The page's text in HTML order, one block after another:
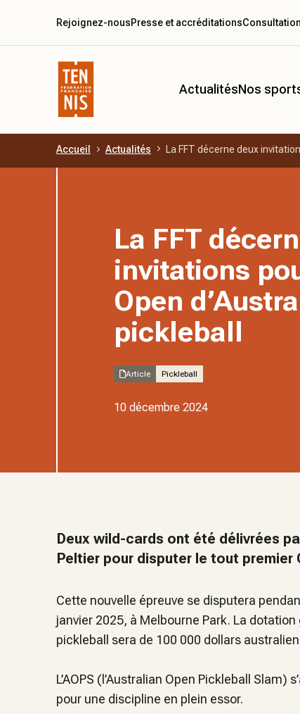
Aller au contenu principal
ActualitésNos
Rejoignez-nousPresse et accréditations
Accueil Actualités La FFT décerne deux
La FFT
invitations
Open
pickleball
Article Pickleball
10 décembre 2024
Deux wild-cards ont été délivrées
Peltier pour disputer le tout premier
Cette nouvelle épreuve se disputera
janvier 2025, à Melbourne Park. La
pickleball sera de 100 000 dollars
L’AOPS (l’Australian Open Pickleball
pour une discipline en plein essor.